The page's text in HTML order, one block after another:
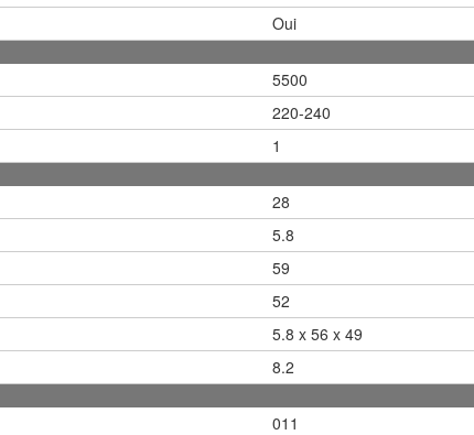
Oui
5500
220-240
1
28
5.8
59
52
5.8 x 56 x 49
8.2
011